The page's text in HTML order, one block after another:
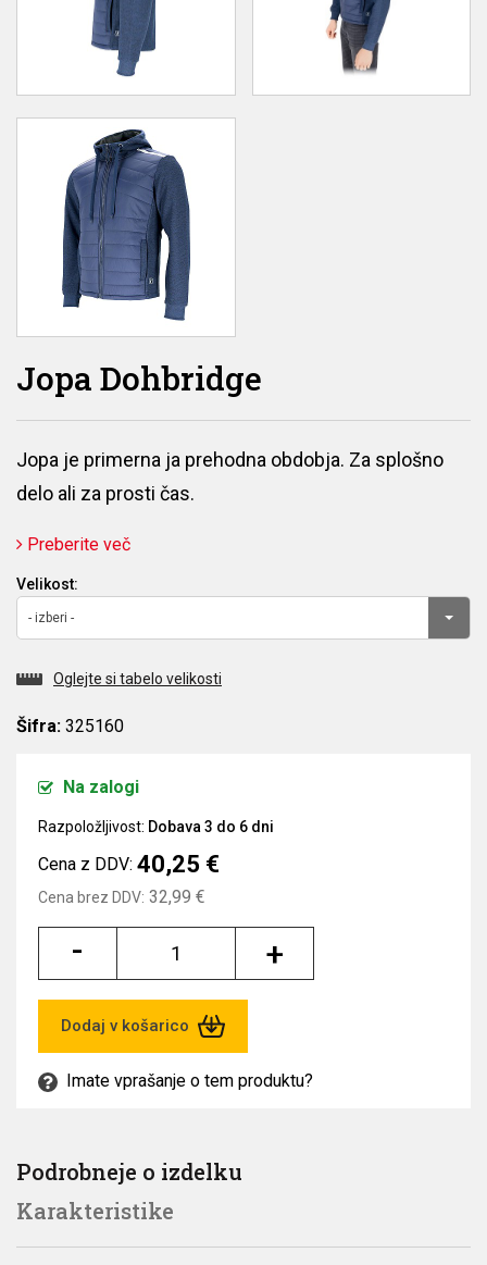
Jopa Dohbridge
Jopa je primerna ja prehodna obdobja. Za splošno
delo ali za prosti čas.
Preberite več
Velikost:
- izberi -
Oglejte si tabelo velikosti
Šifra: 325160
Na zalogi
Razpoložljivost: Dobava 3 do 6 dni
Cena z DDV: 40,25 €
Cena brez DDV: 32,99 €
- +
Dodaj v košarico
Imate vprašanje o tem produktu?
Podrobneje o izdelku
Karakteristike